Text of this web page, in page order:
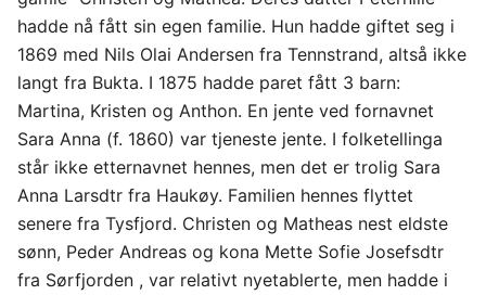
hadde nå fått sin egen familie. Hun hadde giftet seg i
1869 med Nils Olai Andersen fra Tennstrand, altså ikke
langt fra Bukta. I 1875 hadde paret fått 3 barn:
Martina, Kristen og Anthon. En jente ved fornavnet
Sara Anna (f. 1860) var tjeneste jente. I folketellinga
står ikke etternavnet hennes, men det er trolig Sara
Anna Larsdtr fra Haukøy. Familien hennes flyttet
senere fra Tysfjord. Christen og Matheas nest eldste
sønn, Peder Andreas og kona Mette Sofie Josefsdtr
fra Sørfjorden , var relativt nyetablerte, men hadde i